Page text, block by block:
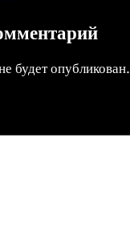
будет опубликован.